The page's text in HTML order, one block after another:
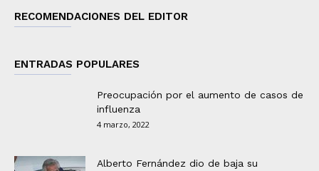
RECOMENDACIONES DEL EDITOR
ENTRADAS POPULARES
Preocupación por el aumento de casos de
influenza
4 marzo, 2022
Alberto Fernández dio de baja su